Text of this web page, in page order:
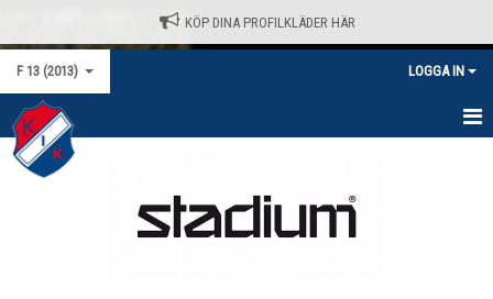
KÖP DINA PROFILKLÄDER HÄR
F 13 (2013) LOGGA IN
HEM